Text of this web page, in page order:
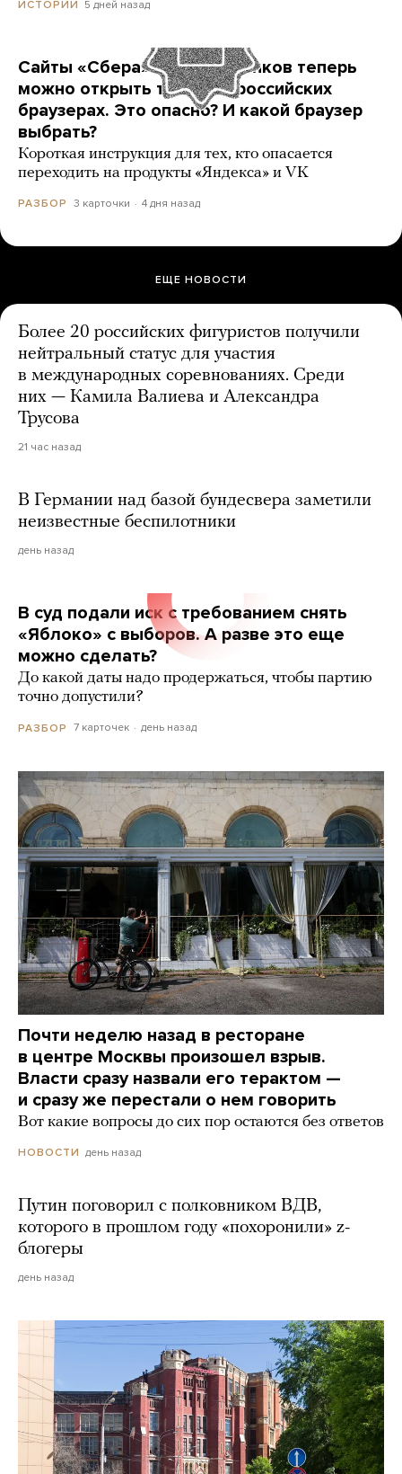
ИСТОРИИ 5 дней назад
Сайты «Сбера» и других банков теперь
можно открыть только в российских
браузерах. Это опасно? И какой браузер
выбрать?
Короткая инструкция для тех, кто опасается
переходить на продукты «Яндекса» и VK
РАЗБОР 3 карточки 4 дня назад
ЕЩЕ НОВОСТИ
Более 20 российских фигуристов получили
нейтральный статус для участия
в международных соревнованиях. Среди
них — Камила Валиева и Александра
Трусова
21 час назад
В Германии над базой бундесвера заметили
неизвестные беспилотники
день назад
В суд подали иск с требованием снять
«Яблоко» с выборов. А разве это еще
можно сделать?
До какой даты надо продержаться, чтобы партию
точно допустили?
РАЗБОР 7 карточек день назад
Почти неделю назад в ресторане
в центре Москвы произошел взрыв.
Власти сразу назвали его терактом —
и сразу же перестали о нем говорить
Вот какие вопросы до сих пор остаются без ответов
НОВОСТИ день назад
Путин поговорил с полковником ВДВ,
которого в прошлом году «похоронили» z-
блогеры
день назад